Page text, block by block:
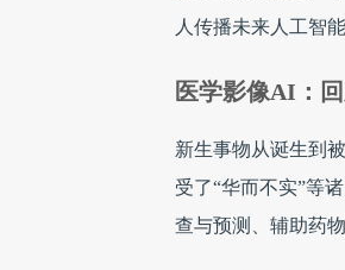
人传播未来人工智
医学影像AI：
新生事物从诞生到
受了“华而不实”等
查与预测、辅助药物